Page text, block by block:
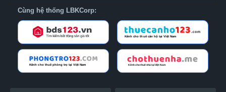
Cùng hệ thống LBKCorp: